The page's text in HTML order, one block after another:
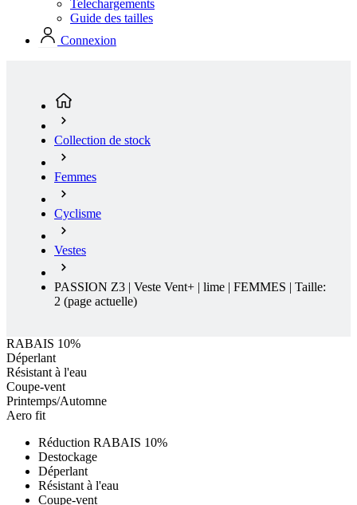
Telechargements
Guide des tailles
Connexion
Collection de stock
Femmes
Cyclisme
Vestes
PASSION Z3 | Veste Vent+ | lime | FEMMES | Taille:
2 (page actuelle)
RABAIS 10%
Déperlant
Résistant à l'eau
Coupe-vent
Printemps/Automne
Aero fit
Réduction RABAIS 10%
Destockage
Déperlant
Résistant à l'eau
Coupe-vent